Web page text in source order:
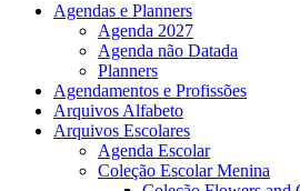
Agendas e Planners
Agenda 2027
Agenda não Datada
Planners
Agendamentos e Profissões
Arquivos Alfabeto
Arquivos Escolares
Agenda Escolar
Coleção Escolar Menina